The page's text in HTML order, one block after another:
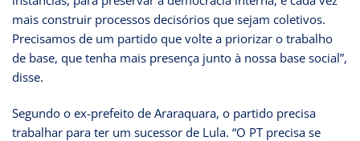
mais construir processos decisórios que sejam coletivos.
Precisamos de um partido que volte a priorizar o trabalho
de base, que tenha mais presença junto à nossa base social”,
disse.
Segundo o ex-prefeito de Araraquara, o partido precisa
trabalhar para ter um sucessor de Lula. “O PT precisa se